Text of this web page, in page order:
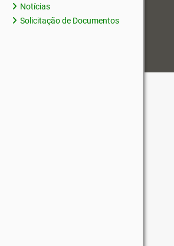
Notícias
Solicitação de Documentos